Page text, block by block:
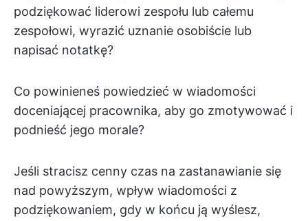
podziękować liderowi zespołu lub całemu
zespołowi, wyrazić uznanie osobiście lub
napisać notatkę?
Co powinieneś powiedzieć w wiadomości
doceniającej pracownika, aby go zmotywować i
podnieść jego morale?
Jeśli stracisz cenny czas na zastanawianie się
nad powyższym, wpływ wiadomości z
podziękowaniem, gdy w końcu ją wyślesz,